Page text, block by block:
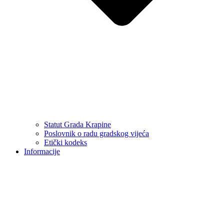
Statut Grada Krapine
Poslovnik o radu gradskog vijeća
Etički kodeks
Informacije